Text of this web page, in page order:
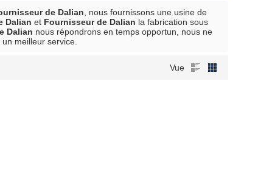
de Dalian , nous fournissons une usine de
Dalian et Fournisseur de Dalian la fabrication sous
Dalian nous répondrons en temps opportun, nous ne
meilleur service.
Vue